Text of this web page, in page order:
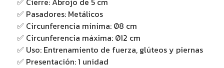
✅ Pasadores: Metálicos
✅ Circunferencia mínima: Ø8 cm
✅ Circunferencia máxima: Ø12 cm
✅ Uso: Entrenamiento de fuerza, glúteos y piernas
✅ Presentación: 1 unidad